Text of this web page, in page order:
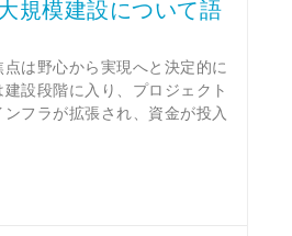
規模建設について語
は野心から実現へと決定的に
設段階に入り、プロジェクト
フラが拡張され、資金が投入